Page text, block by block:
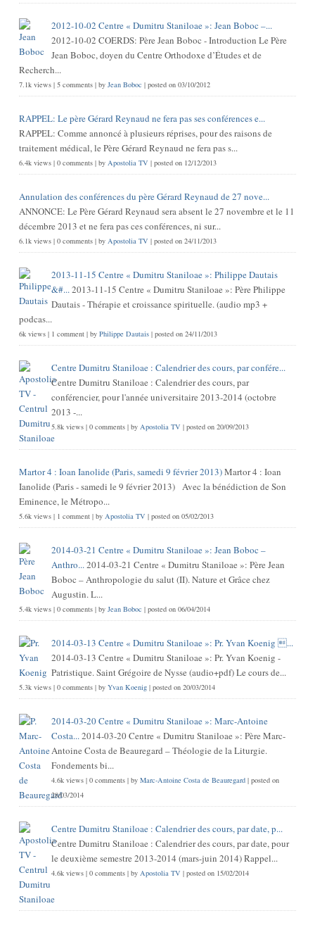
2012-10-02 Centre « Dumitru Staniloae »: Jean Boboc –...
2012-10-02 COERDS: Père Jean Boboc - Introduction Le Père
Jean Boboc, doyen du Centre Orthodoxe d’Études et de
Recherch...
7.1k views| 5 comments| by Jean Boboc | posted on 03/10/2012
RAPPEL: Le père Gérard Reynaud ne fera pas ses conférences e...
RAPPEL: Comme annoncé à plusieurs réprises, pour des raisons de
traitement médical, le Père Gérard Reynaud ne fera pas s...
6.4k views| 0 comments| by Apostolia TV | posted on 12/12/2013
Annulation des conférences du père Gérard Reynaud de 27 nove...
ANNONCE: Le Père Gérard Reynaud sera absent le 27 novembre et le 11
décembre 2013 et ne fera pas ces conférences, ni sur...
6.1k views| 0 comments| by Apostolia TV | posted on 24/11/2013
2013-11-15 Centre « Dumitru Staniloae »: Philippe Dautais
&#...2013-11-15 Centre « Dumitru Staniloae »: Père Philippe
Dautais - Thérapie et croissance spirituelle. (audio mp3 +
podcas...
6k views| 1 comment| by Philippe Dautais| posted on 24/11/2013
Centre Dumitru Staniloae : Calendrier des cours, par confére...
Centre Dumitru Staniloae : Calendrier des cours, par
conférencier, pour l'année universitaire 2013-2014 (octobre
2013 -...
5.8k views| 0 comments| by Apostolia TV | posted on 20/09/2013
Martor 4 : Ioan Ianolide (Paris, samedi 9 février 2013)Martor 4 : Ioan
Ianolide (Paris - samedi le 9 février 2013) Avec la bénédiction de Son
Eminence, le Métropo...
5.6k views| 1 comment| by Apostolia TV | posted on 05/02/2013
2014-03-21 Centre « Dumitru Staniloae »: Jean Boboc –
Anthro...2014-03-21 Centre « Dumitru Staniloae »: Père Jean
Boboc – Anthropologie du salut (II). Nature et Grâce chez
Augustin. L...
5.4k views| 0 comments| by Jean Boboc | posted on 06/04/2014
2014-03-13 Centre « Dumitru Staniloae »: Pr. Yvan Koenig ...
2014-03-13 Centre « Dumitru Staniloae »: Pr. Yvan Koenig -
Patristique. Saint Grégoire de Nysse (audio+pdf) Le cours de...
5.3k views| 0 comments| by Yvan Koenig| posted on 20/03/2014
2014-03-20 Centre « Dumitru Staniloae »: Marc-Antoine
Costa...2014-03-20 Centre « Dumitru Staniloae »: Père Marc-
Antoine Costa de Beauregard – Théologie de la Liturgie.
Fondements bi...
4.6k views| 0 comments| by Marc-Antoine Costa de Beauregard| posted on
28/03/2014
Centre Dumitru Staniloae : Calendrier des cours, par date, p...
Centre Dumitru Staniloae : Calendrier des cours, par date, pour
le deuxième semestre 2013-2014 (mars-juin 2014) Rappel...
4.6k views| 0 comments| by Apostolia TV | posted on 15/02/2014